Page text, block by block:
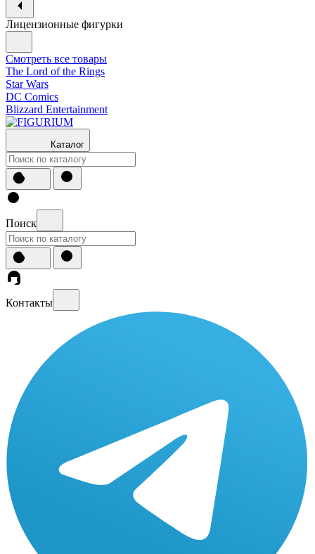
Лицензионные фигурки
Смотреть все товары
The Lord of the Rings
Star Wars
DC Comics
Blizzard Entertainment
Каталог
Поиск
Контакты